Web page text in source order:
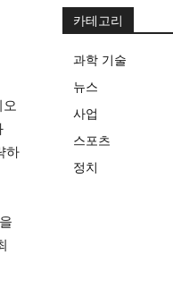
하
카테고리
과학 기술
뉴스
사업
스포츠
정치